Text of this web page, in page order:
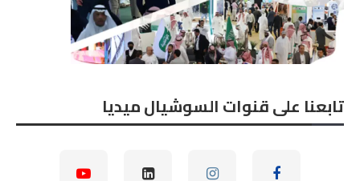
تابعنا على قنوات السوشيال ميديا